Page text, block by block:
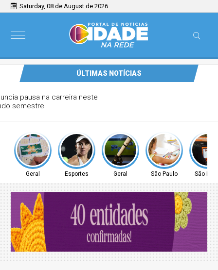
Saturday, 08 de August de 2026
ÚLTIMAS NOTÍCIAS
Tenista Bia Haddad anuncia pausa na carreira neste
Geral Esportes Geral São Paulo São